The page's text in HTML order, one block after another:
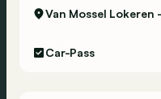
Car-Pass